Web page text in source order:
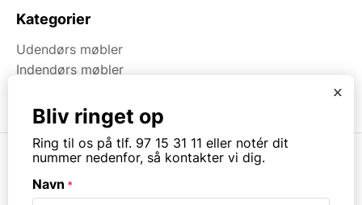
Kategorier
Udendørs møbler
Indendørs møbler
© Copyright. All rights reserved.
x
Bliv ringet op
Ring til os på tlf. 97 15 31 11 eller notér dit
nummer nedenfor, så kontakter vi dig.
Navn *